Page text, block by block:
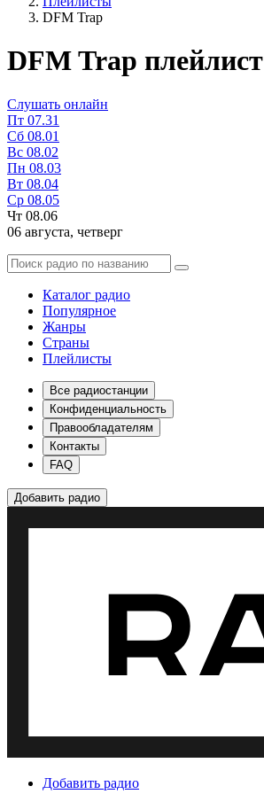
DFM Trap
DFM Trap плейлист
Слушать онлайн
Пт 07.31
Сб 08.01
Вс 08.02
Пн 08.03
Вт 08.04
Ср 08.05
Чт 08.06
06 августа, четверг
Каталог радио
Популярное
Жанры
Страны
Плейлисты
Все радиостанции
Конфиденциальность
Правообладателям
Контакты
FAQ
Добавить радио
Добавить радио